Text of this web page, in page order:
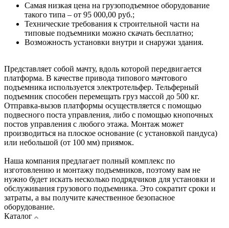
Самая низкая цена на грузоподъемное оборудование
такого типа – от 95 000,00 руб.;
Технические требования к строительной части на
типовые подъемники можно скачать бесплатно;
Возможность установки внутри и снаружи здания.
Представляет собой мачту, вдоль которой передвигается
платформа. В качестве привода типового мачтового
подъемника используется электротельфер. Тельферный
подъемник способен перемещать груз массой до 500 кг.
Отправка-вызов платформы осуществляется с помощью
подвесного поста управления, либо с помощью кнопочных
постов управления с любого этажа. Монтаж может
производиться на плоское основание (с установкой пандуса)
или небольшой (от 100 мм) приямок.
Наша компания предлагает полный комплекс по
изготовлению и монтажу подъемников, поэтому вам не
нужно будет искать несколько подрядчиков для установки и
обслуживания грузового подъемника. Это сократит сроки и
затраты, а вы получите качественное безопасное
оборудование.
Каталог